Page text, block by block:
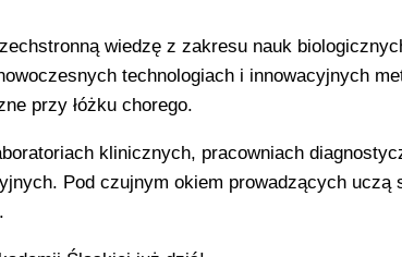
wiedzę z zakresu nauk
technologiach i innowacyjnych
przy łóżku chorego.
klinicznych, pracowniach
Pod czujnym okiem prowadzących uczą